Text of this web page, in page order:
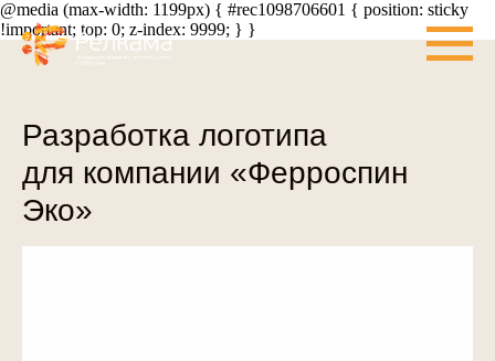
@media (max-width: 1199px) { #rec1098706601 { position: sticky
!important; top: 0; z-index: 9999; } }
Разработка логотипа
для компании «Ферроспин
Эко»